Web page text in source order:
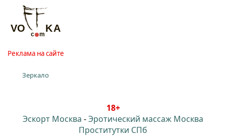
Реклама на сайте
Зеркало
18+
Эскорт Москва -Эротический массаж Москва
Проститутки СПб